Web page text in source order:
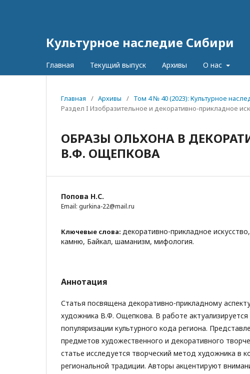
Культурное наследие Сибири
Главная Текущий выпуск Архивы О нас
Главная / Архивы / Том 4 № 40 (2023): Культурное
Раздел I Изобразительное и декоративно-прикладное
ОБРАЗЫ ОЛЬХОНА В
В.Ф. ОЩЕПКОВА
Попова Н.С.
Email: gurkina-22@mail.ru
Ключевые слова: декоративно-прикладное
камню, Байкал, шаманизм, мифология.
Аннотация
Статья посвящена декоративно-прикладному
художника В.Ф. Ощепкова. В работе актуализируется
популяризации культурного кода региона.
предметов художественного и декоративного
статье исследуется творческий метод художника в
региональной традиции. Авторы акцентируют